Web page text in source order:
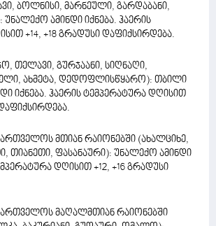
ბოლნისი, მარნეული, გარდაბანი,
ამინდი იქნება. ჰაერის
+14, +18 გრადუსი დაფიქსირდება.
თელავი, გურჯაანი, სიღნაღი,
ახმეტა, დედოფლისწყარო): თბილი
იქნება. ჰაერის ტემპერატურა დღისით
მთიან რაიონებში (ახალციხე,
თიანეთი, ფასანაური): უნალექო ამინდი
დღისით +12, +16 გრადუსი
მაღალმთიან რაიონებში